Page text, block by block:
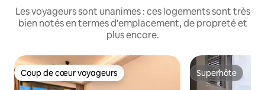
Les voyageurs sont unanimes : ces logements sont très
bien notés en termes d'emplacement, de propreté et
plus encore.
Coup de cœur voyageurs
Coup de cœur voyageurs Superhôte
Superhôte